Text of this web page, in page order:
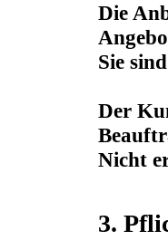
Die
Sie
Der
Nicht
3.